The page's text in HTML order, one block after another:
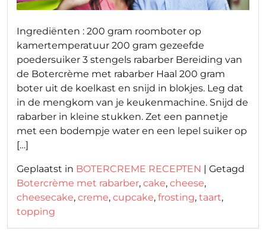
Ingrediënten : 200 gram roomboter op
kamertemperatuur 200 gram gezeefde
poedersuiker 3 stengels rabarber Bereiding van
de Botercrème met rabarber Haal 200 gram
boter uit de koelkast en snijd in blokjes. Leg dat
in de mengkom van je keukenmachine. Snijd de
rabarber in kleine stukken. Zet een pannetje
met een bodempje water en een lepel suiker op
[…]
Geplaatst in BOTERCREME RECEPTEN | Getagd
Botercrème met rabarber, cake, cheese,
cheesecake, creme, cupcake, frosting, taart,
topping